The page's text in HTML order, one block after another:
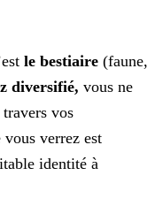
le bestiaire (faune,
diversifié, vous ne
vos
verrez est
identité à